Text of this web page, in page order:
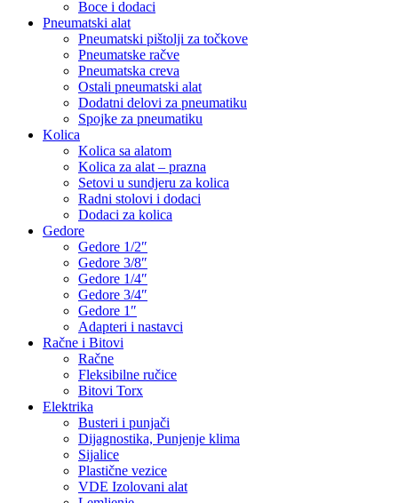
Boce i dodaci
Pneumatski alat
Pneumatski pištolji za točkove
Pneumatske račve
Pneumatska creva
Ostali pneumatski alat
Dodatni delovi za pneumatiku
Spojke za pneumatiku
Kolica
Kolica sa alatom
Kolica za alat – prazna
Setovi u sundjeru za kolica
Radni stolovi i dodaci
Dodaci za kolica
Gedore
Gedore 1/2″
Gedore 3/8″
Gedore 1/4″
Gedore 3/4″
Gedore 1″
Adapteri i nastavci
Račne i Bitovi
Račne
Fleksibilne ručice
Bitovi Torx
Elektrika
Busteri i punjači
Dijagnostika, Punjenje klima
Sijalice
Plastične vezice
VDE Izolovani alat